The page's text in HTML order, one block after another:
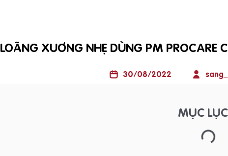
LOÃNG XUƠNG NHẸ DÙNG PM PROCARE
30/08/2022
MỤC LỤC